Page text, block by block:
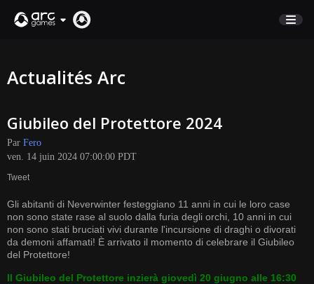
SUPPORT
Connexion
Français
Italiano
Pусский
Actualités Arc
Giubileo del Protettore 2024
Par Fero
ven. 14 juin 2024 07:00:00 PDT
Tweet
Gli abitanti di Neverwinter festeggiano 11 anni in cui le loro case
non sono state rase al suolo dalla furia degli orchi, 10 anni in cui
non sono stati bruciati vivi durante l'incursione di draghi o divorati
da demoni affamati! È arrivato il momento di celebrare il Giubileo
del Protettore!
Il Giubileo del Protettore inzierà giovedì 20 giugno alle 16:30